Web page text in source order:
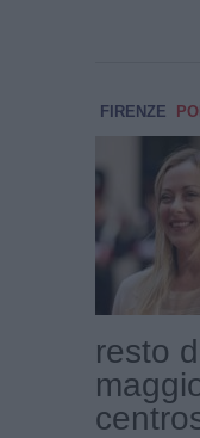
FIRENZE
resto